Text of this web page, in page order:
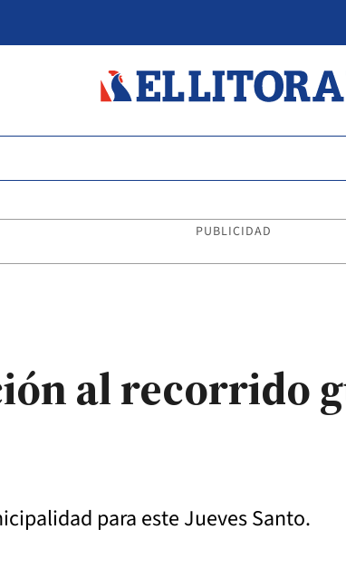
PUBLICIDAD
al recorrido
para este Jueves Santo.